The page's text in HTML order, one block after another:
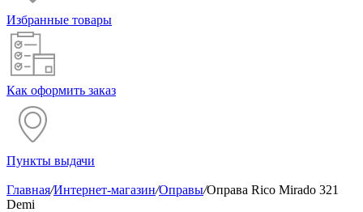
Избранные товары
Как оформить заказ
Пункты выдачи
Главная/Интернет-магазин/Оправы/Оправа Rico Mirado 321
Demi